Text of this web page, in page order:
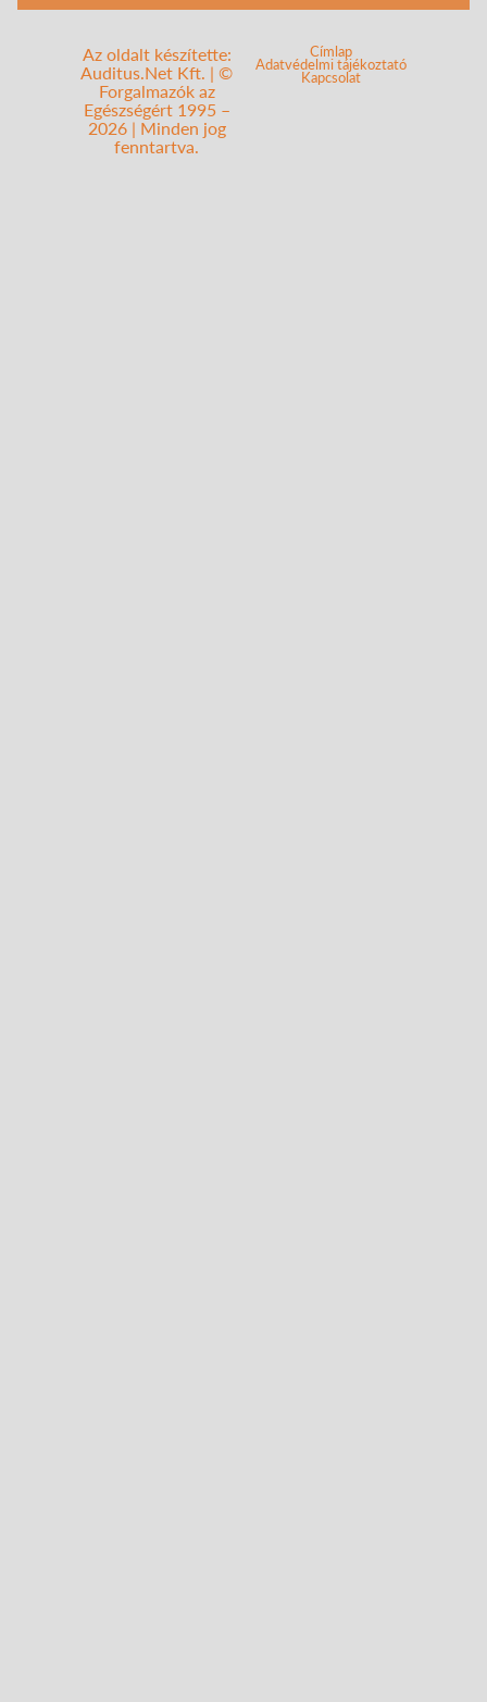
Az oldalt készítette:
Auditus.Net Kft. | ©
Forgalmazók az
Egészségért 1995 –
2026 | Minden jog
fenntartva.
Címlap
Adatvédelmi tájékoztató
Kapcsolat